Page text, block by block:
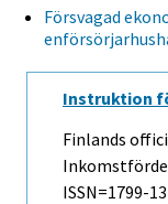
Försvagad
Instruktion
Finlands
ISSN=1799-